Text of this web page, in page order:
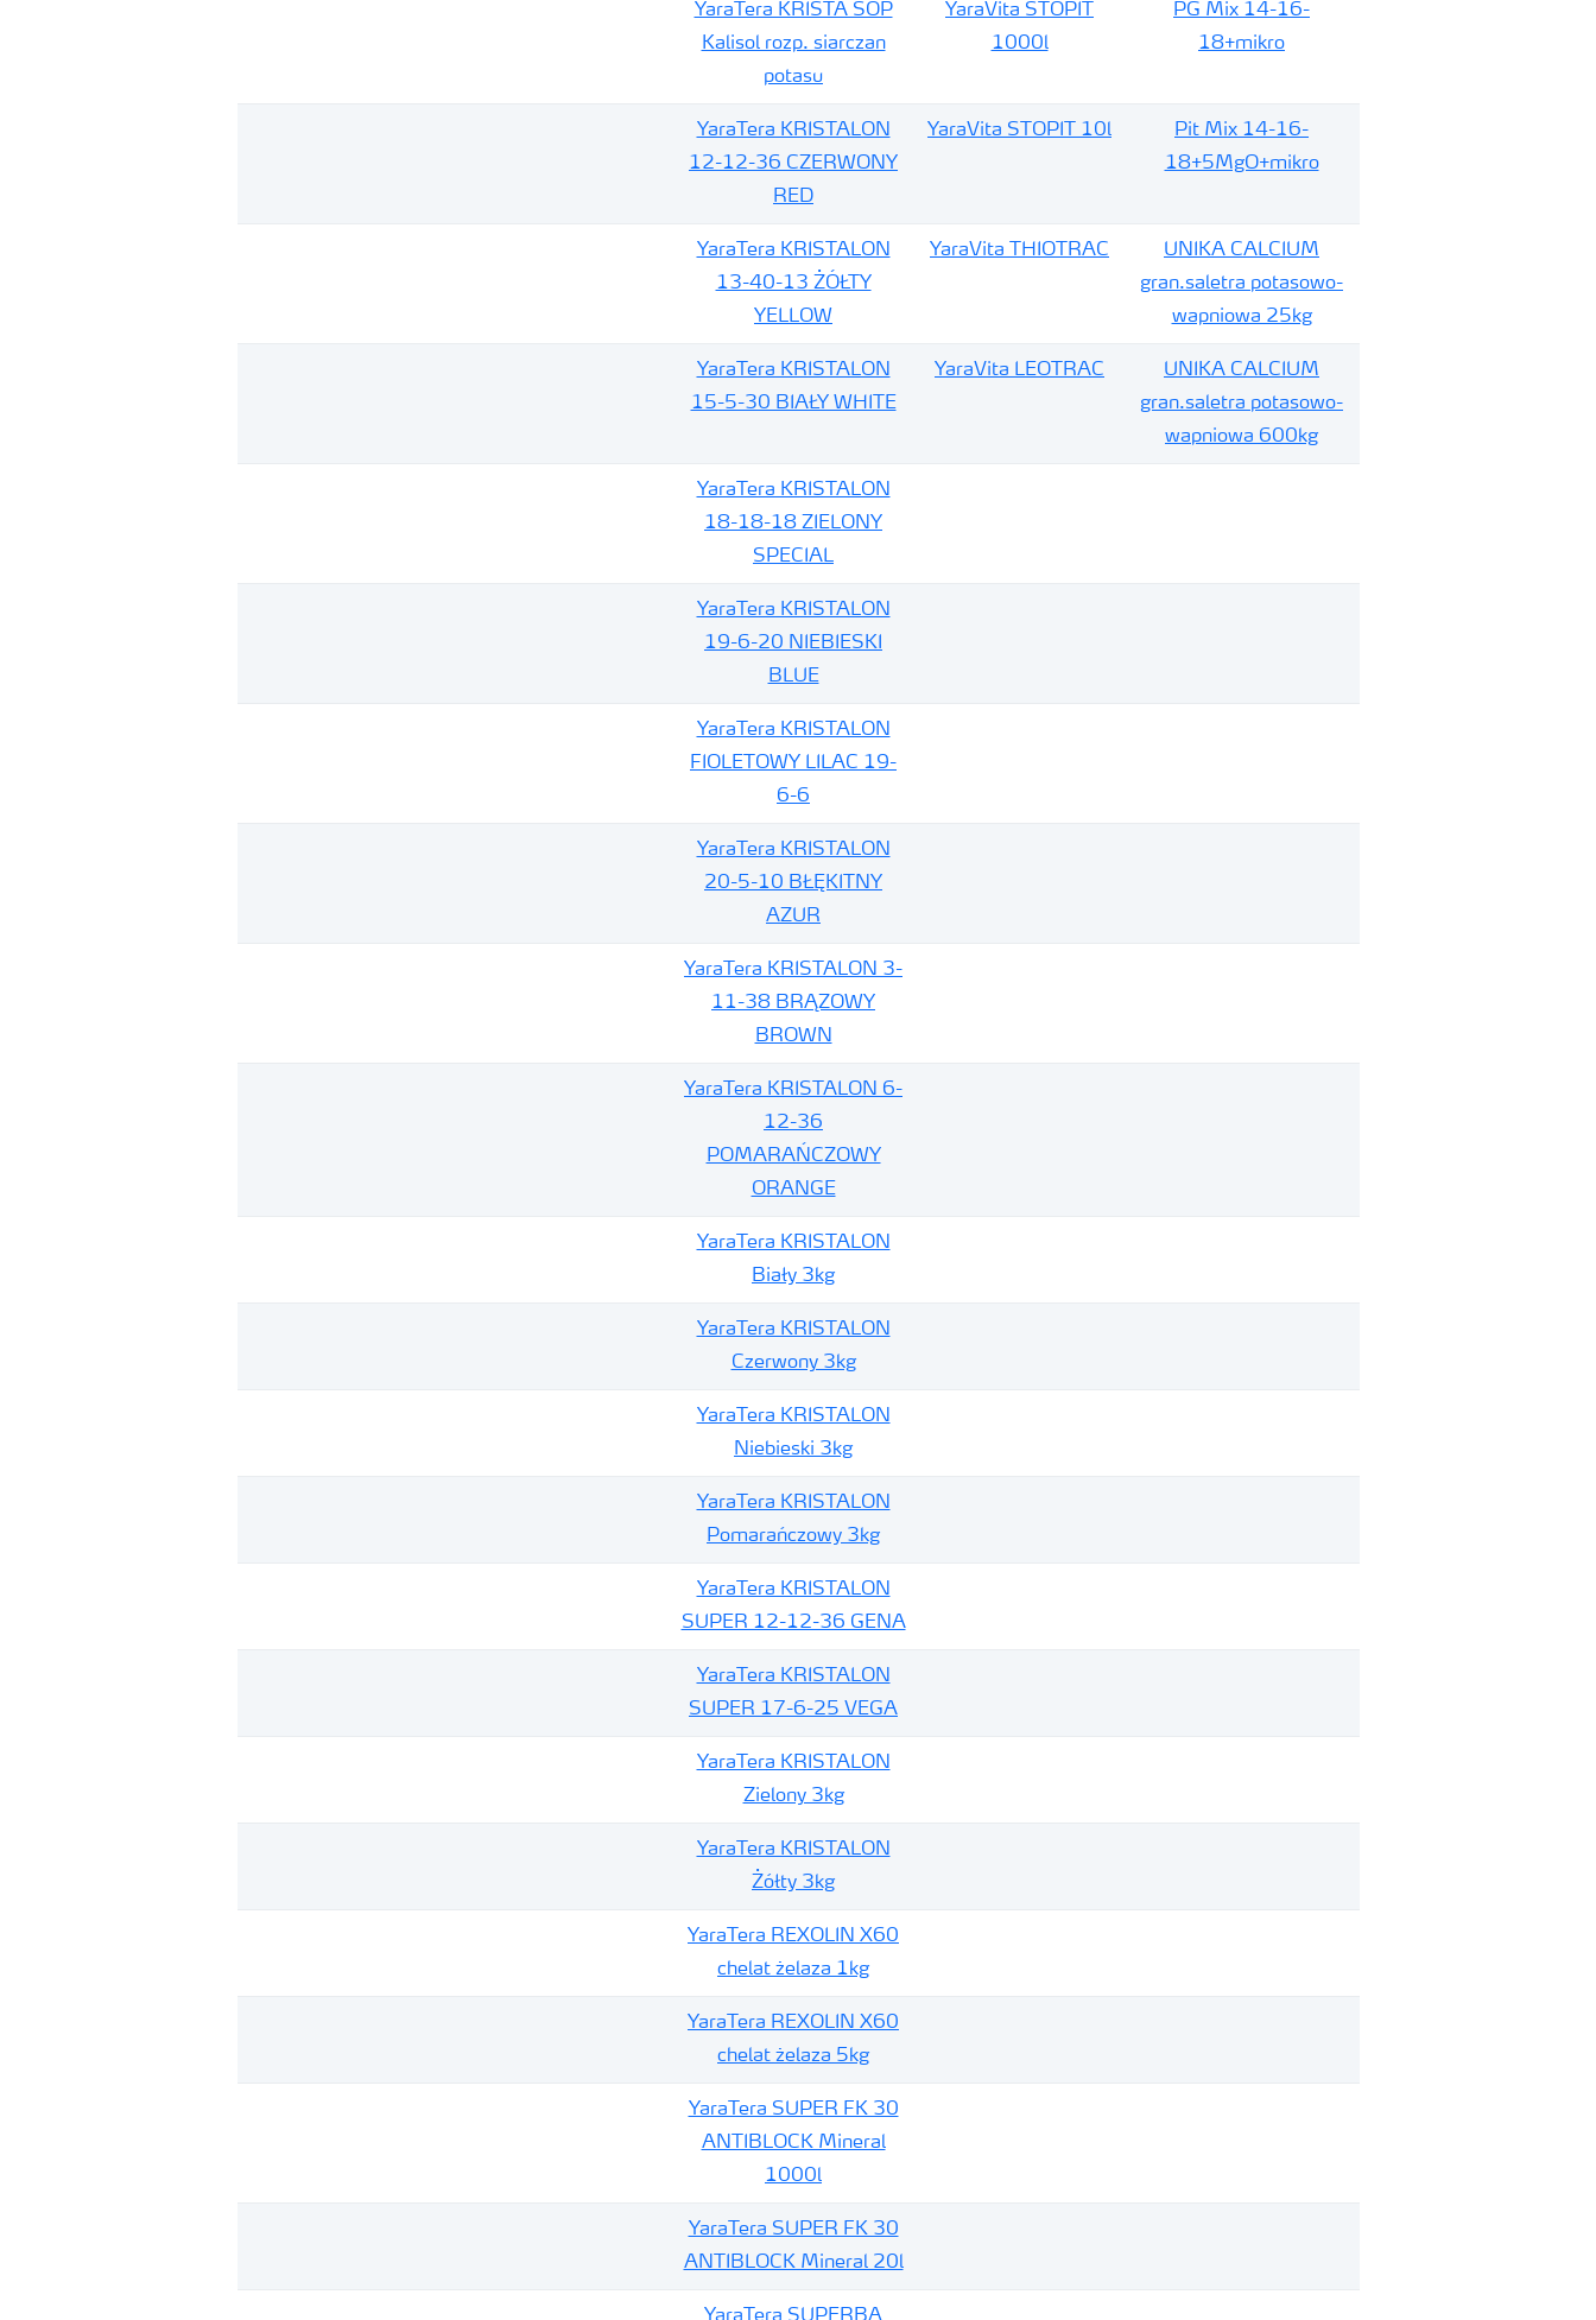
YaraTera KRISTA SOP
Kalisol rozp. siarczan
potasu
YaraVita STOPIT
1000l
PG Mix 14-16-
18+mikro
YaraTera KRISTALON
12-12-36 CZERWONY
RED
YaraVita STOPIT 10l
Pit Mix 14-16-
18+5MgO+mikro
YaraTera KRISTALON
13-40-13 ŻÓŁTY
YELLOW
YaraVita THIOTRAC
UNIKA CALCIUM
gran.saletra potasowo-
wapniowa 25kg
YaraTera KRISTALON
15-5-30 BIAŁY WHITE
YaraVita LEOTRAC
UNIKA CALCIUM
gran.saletra potasowo-
wapniowa 600kg
YaraTera KRISTALON
18-18-18 ZIELONY
SPECIAL
YaraTera KRISTALON
19-6-20 NIEBIESKI
BLUE
YaraTera KRISTALON
FIOLETOWY LILAC 19-
6-6
YaraTera KRISTALON
20-5-10 BŁĘKITNY
AZUR
YaraTera KRISTALON 3-
11-38 BRĄZOWY
BROWN
YaraTera KRISTALON 6-
12-36
POMARAŃCZOWY
ORANGE
YaraTera KRISTALON
Biały 3kg
YaraTera KRISTALON
Czerwony 3kg
YaraTera KRISTALON
Niebieski 3kg
YaraTera KRISTALON
Pomarańczowy 3kg
YaraTera KRISTALON
SUPER 12-12-36 GENA
YaraTera KRISTALON
SUPER 17-6-25 VEGA
YaraTera KRISTALON
Zielony 3kg
YaraTera KRISTALON
Żółty 3kg
YaraTera REXOLIN X60
chelat żelaza 1kg
YaraTera REXOLIN X60
chelat żelaza 5kg
YaraTera SUPER FK 30
ANTIBLOCK Mineral
1000l
YaraTera SUPER FK 30
ANTIBLOCK Mineral 20l